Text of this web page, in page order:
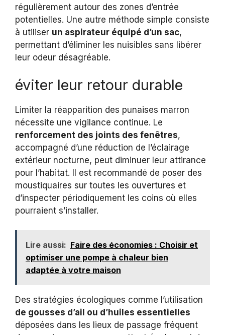
régulièrement autour des zones d’entrée
potentielles. Une autre méthode simple consiste
à utiliser un aspirateur équipé d’un sac,
permettant d’éliminer les nuisibles sans libérer
leur odeur désagréable.
éviter leur retour durable
Limiter la réapparition des punaises marron
nécessite une vigilance continue. Le
renforcement des joints des fenêtres,
accompagné d’une réduction de l’éclairage
extérieur nocturne, peut diminuer leur attirance
pour l’habitat. Il est recommandé de poser des
moustiquaires sur toutes les ouvertures et
d’inspecter périodiquement les coins où elles
pourraient s’installer.
Lire aussi: Faire des économies : Choisir et
optimiser une pompe à chaleur bien
adaptée à votre maison
Des stratégies écologiques comme l’utilisation
de gousses d’ail ou d’huiles essentielles
déposées dans les lieux de passage fréquent